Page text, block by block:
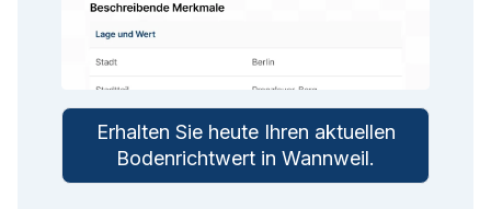
Erhalten Sie heute Ihren aktuellen
Bodenrichtwert in Wannweil.